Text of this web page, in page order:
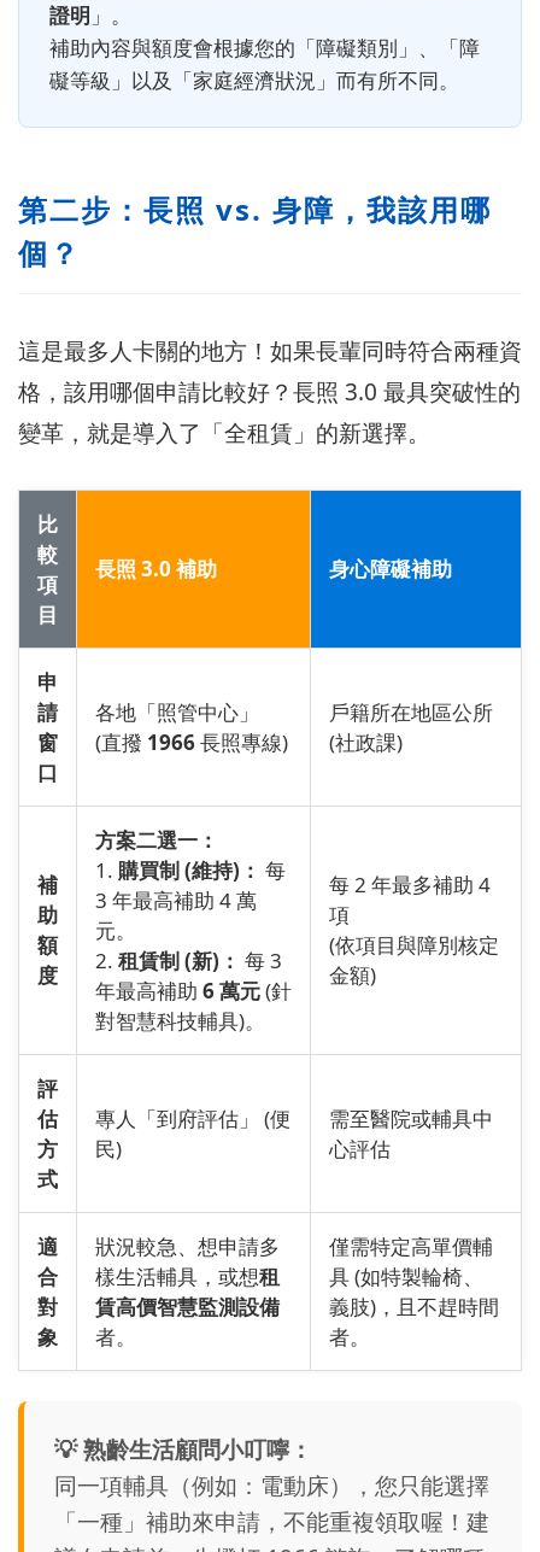
證明 」。
補助內容與額度會根據您的「障礙類別」、「障
礙等級」以及「家庭經濟狀況」而有所不同。
第二步：長照 vs. 身障，我該用哪
個？
這是最多人卡關的地方！如果長輩同時符合兩種資
格，該用哪個申請比較好？長照 3.0 最具突破性的
變革，就是導入了「全租賃」的新選擇。
比
較
項
目
長照 3.0 補助 身心障礙補助
申
請
窗
口
各地「照管中心」
(直撥 1966長照專線)
戶籍所在地區公所
(社政課)
補
助
額
度
方案二選一：
1. 購買制 (維持)： 每
3 年最高補助 4 萬
元。
2. 租賃制 (新)： 每 3
年最高補助 6 萬元(針
對智慧科技輔具)。
每 2 年最多補助 4
項
(依項目與障別核定
金額)
評
估
方
式
專人「到府評估」 (便
民)
需至醫院或輔具中
心評估
適
合
對
象
狀況較急、想申請多
樣生活輔具，或想租
賃高價智慧監測設備
者。
僅需特定高單價輔
具 (如特製輪椅、
義肢)，且不趕時間
者。
💡 熟齡生活顧問小叮嚀：
同一項輔具（例如：電動床），您只能選擇
「一種」補助來申請，不能重複領取喔！建